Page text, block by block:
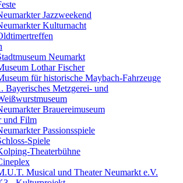
Jazzweekend
Kulturnacht
Neumarkt
Lothar Fischer
für historische Maybach-Fahrzeuge
Bayerisches Metzgerei- und
Brauereimuseum
und Film
Passionsspiele
Spiele
Theaterbühne
Musical und Theater Neumarkt e.V.